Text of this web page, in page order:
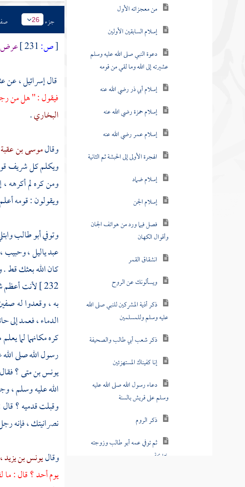
من معجزاته الأول
إسلام السابقين الأولين
دعوة النبي صلى الله عليه وسلم
عشيرته إلى الله وما لقي من قومه
إسلام أبي ذر رضي الله عنه
إسلام حمزة رضي الله عنه
إسلام عمر رضي الله عنه
الهجرة الأولى إلى الحبشة ثم الثانية
إسلام ضماد
إسلام الجن
فصل فيما ورد من هواتف الجان
وأقوال الكهان
انشقاق القمر
ويسألونك عن الروح
ذكر أذية المشركين للنبي صلى الله
عليه وسلم وللمسلمين
ذكر شعب أبي طالب والصحيفة
إنا كفيناك المستهزئين
دعاء رسول الله صلى الله عليه
وسلم على قريش بالسنة
ذكر الروم
ثم توفي عمه أبو طالب وزوجته
خديجة
جزء 26
[ص:
عرض
قالإسرائيل ،عن
فيقول : " هل من
البخاري.
وقالموسى بن
ويكلم كل شريف
ومن كره لم أكرهه
ويقولون : قومه
وتوفيأبو طالب
عبد ياليل ،وحبيب
كان الله بعثك قط
232 ] لأنت أعظم
به ، وقعدوا له
الدماء ، فعمد
كره مكانهما لما
رسول الله صلى
يونس بن متى ؟
الله عليه وسلم ،
وقبلت قدميه ؟
نصرانيتك ، فإنه
وقاليونس بن يزيد ،
يومأحد ؟قال :